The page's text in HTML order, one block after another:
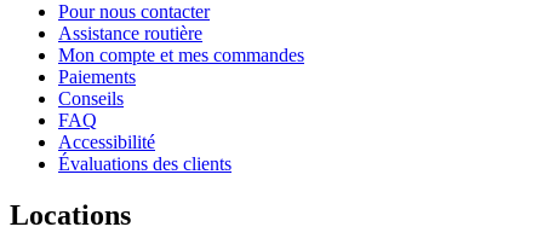
Pour nous contacter
Assistance routière
Mon compte et mes commandes
Paiements
Conseils
FAQ
Accessibilité
Évaluations des clients
Locations